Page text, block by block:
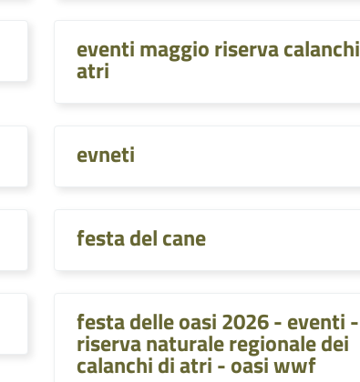
eventi maggio riserva calanchi
atri
evneti
festa del cane
festa delle oasi 2026 - eventi -
riserva naturale regionale dei
calanchi di atri - oasi wwf